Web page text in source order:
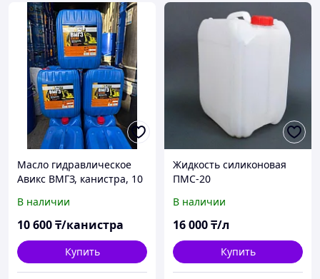
Масло гидравлическое
Авикс ВМГЗ, канистра, 10
В наличии
10 600₸/канистра
Купить
Жидкость силиконовая
ПМС-20
В наличии
16 000₸/л
Купить